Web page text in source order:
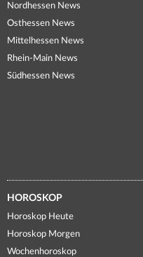
Nordhessen News
Osthessen News
Mittelhessen News
Rhein-Main News
Südhessen News
HOROSKOP
Horoskop Heute
Horoskop Morgen
Wochenhoroskop